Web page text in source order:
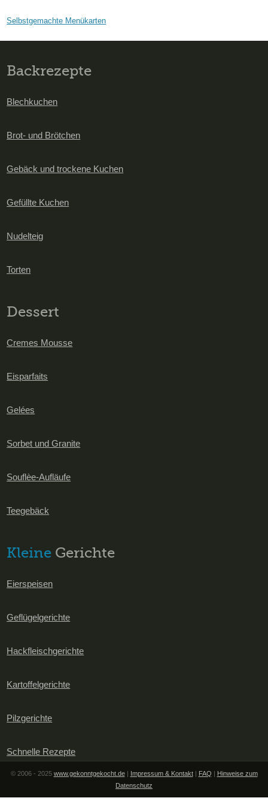
Selbstgemachte Menükarten
Backrezepte
Blechkuchen
Brot- und Brötchen
Gebäck und trockene Kuchen
Gefüllte Kuchen
Nudelteig
Torten
Dessert
Cremes Mousse
Eisparfaits
Gelées
Sorbet und Granite
Souflèe-Aufläufe
Teegebäck
Kleine Gerichte
Eierspeisen
Geflügelgerichte
Hackfleischgerichte
Kartoffelgerichte
Pilzgerichte
Schnelle Rezepte
© 2006 - 2025 www.gekonntgekocht.de| Impressum & Kontakt| FAQ | Hinweise zum
Datenschutz